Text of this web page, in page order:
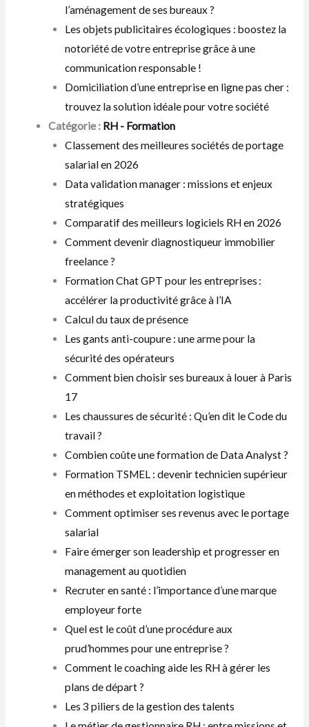
l’aménagement de ses bureaux ?
Les objets publicitaires écologiques : boostez la
notoriété de votre entreprise grâce à une
communication responsable !
Domiciliation d’une entreprise en ligne pas cher :
trouvez la solution idéale pour votre société
Catégorie : RH - Formation
Classement des meilleures sociétés de portage
salarial en 2026
Data validation manager : missions et enjeux
stratégiques
Comparatif des meilleurs logiciels RH en 2026
Comment devenir diagnostiqueur immobilier
freelance ?
Formation Chat GPT pour les entreprises :
accélérer la productivité grâce à l’IA
Calcul du taux de présence
Les gants anti-coupure : une arme pour la
sécurité des opérateurs
Comment bien choisir ses bureaux à louer à Paris
17
Les chaussures de sécurité : Qu’en dit le Code du
travail ?
Combien coûte une formation de Data Analyst ?
Formation TSMEL : devenir technicien supérieur
en méthodes et exploitation logistique
Comment optimiser ses revenus avec le portage
salarial
Faire émerger son leadership et progresser en
management au quotidien
Recruter en santé : l’importance d’une marque
employeur forte
Quel est le coût d’une procédure aux
prud’hommes pour une entreprise ?
Comment le coaching aide les RH à gérer les
plans de départ ?
Les 3 piliers de la gestion des talents